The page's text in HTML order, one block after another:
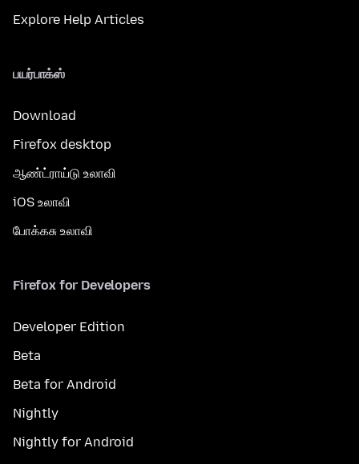
Explore Help Articles
பயர்பாக்ஸ்
Download
Firefox desktop
ஆண்ட்ராய்டு உலாவி
iOS உலாவி
போக்கசு உலாவி
Firefox for Developers
Developer Edition
Beta
Beta for Android
Nightly
Nightly for Android